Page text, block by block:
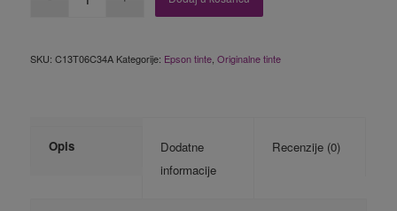
SKU: C13T06C34A Kategorije: Epson tinte, Originalne tinte
Opis
Dodatne
informacije
Recenzije (0)